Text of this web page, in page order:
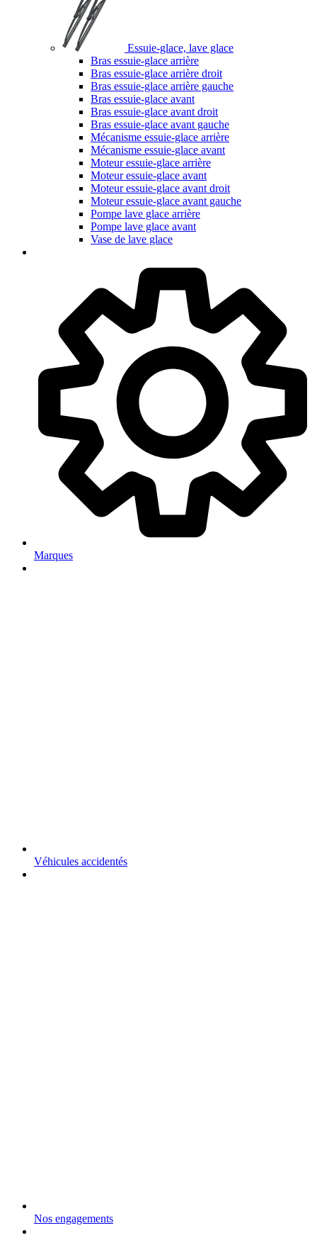
Essuie-glace, lave glace
Bras essuie-glace arrière
Bras essuie-glace arrière droit
Bras essuie-glace arrière gauche
Bras essuie-glace avant
Bras essuie-glace avant droit
Bras essuie-glace avant gauche
Mécanisme essuie-glace arrière
Mécanisme essuie-glace avant
Moteur essuie-glace arrière
Moteur essuie-glace avant
Moteur essuie-glace avant droit
Moteur essuie-glace avant gauche
Pompe lave glace arrière
Pompe lave glace avant
Vase de lave glace
Marques
Véhicules accidentés
Nos engagements